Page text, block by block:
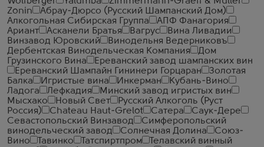
Zonin
Абрау-Дюрсо (Русский Шампанский Дом)
Алкогольная Сибирская Группа
АПФ Фанагория
Ариант
Асканели Братья Вагрус
Вина Ливадии
Винзавод Юровский
Винодельня Ведерниковъ
Дербентская Винодельческая Компания
Дом
Грузинского Вина
Ереванский завод шампанских вин
Ереванский Шампайн Гининери Горцаран
Золотая
Балка
Игристые вина Инкерман
Кубань-Вино
Ладога
Лефкадия
Минский завод игристых вин
Мысхако
Новый Свет
Русский Алкоголь (Руст
Россия)
Сhateau Haut-Grelot Сатера
Саук-Дере
Севастопольский Винзавод
Симферопольский
винодельческий завод
Солнечная Долина
Союз-
Вино
Тавинко Татспиртпром
Телавский винный